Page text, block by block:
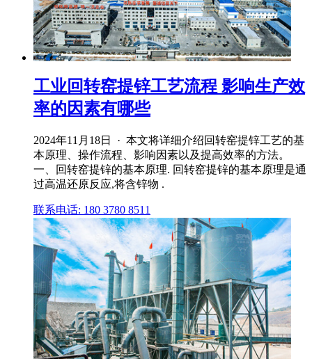
工业回转窑提锌工艺流程 影响生产效
率的因素有哪些
2024年11月18日 · 本文将详细介绍回转窑提锌工艺的基
本原理、操作流程、影响因素以及提高效率的方法。
一、回转窑提锌的基本原理. 回转窑提锌的基本原理是通
过高温还原反应,将含锌物 .
联系电话: 180 3780 8511